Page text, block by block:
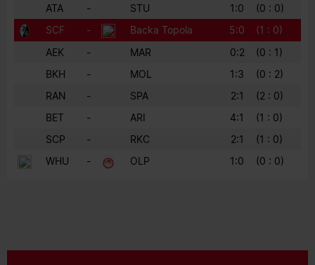
ATA
- STU 1:0
(0 : 0)
SCF
- Backa Topola 5:0
(1 : 0)
AEK
- MAR 0:2
(0 : 1)
BKH
- MOL 1:3
(0 : 2)
RAN
- SPA 2:1
(2 : 0)
BET
- ARI 4:1
(1 : 0)
SCP
- RKC 2:1
(1 : 0)
WHU
- OLP 1:0 (0 : 0)